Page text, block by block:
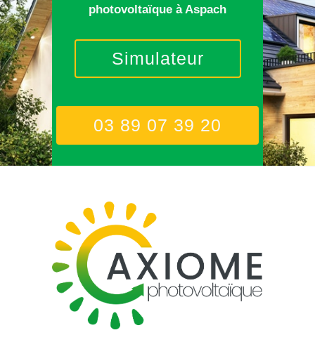
photovoltaïque à Aspach
Simulateur
03 89 07 39 20